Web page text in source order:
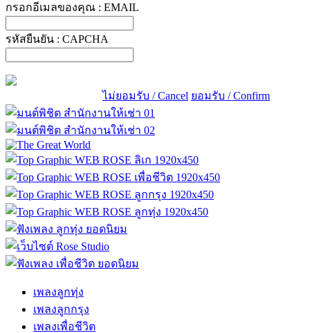
กรอกอีเมลของคุณ : EMAIL
รหัสยืนยัน : CAPCHA
ไม่ยอมรับ / Cancel ยอมรับ / Confirm
เพลงลูกทุ่ง
เพลงลูกกรุง
เพลงเพื่อชีวิต